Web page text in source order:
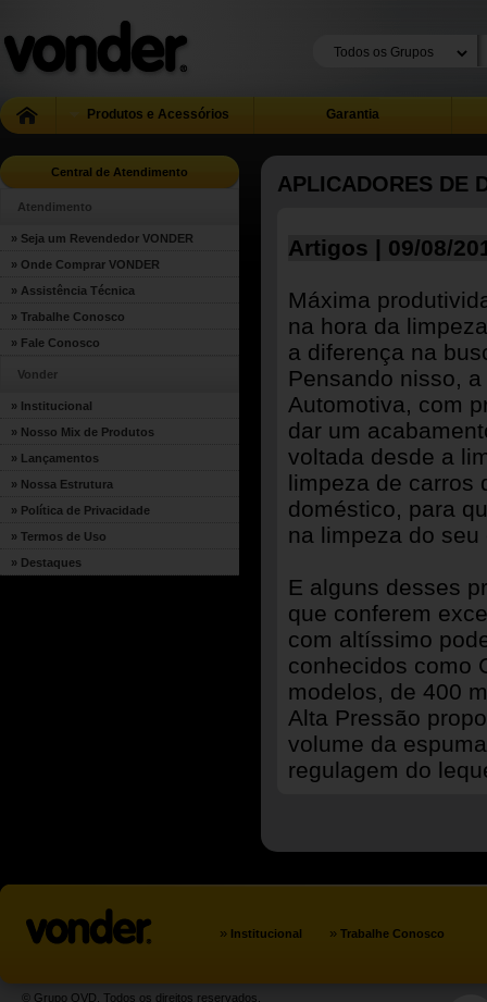
Produtos e Acessórios Garantia
Central de Atendimento
Atendimento
» Seja um Revendedor VONDER
» Onde Comprar VONDER
» Assistência Técnica
» Trabalhe Conosco
» Fale Conosco
Vonder
» Institucional
» Nosso Mix de Produtos
» Lançamentos
» Nossa Estrutura
» Política de Privacidade
» Termos de Uso
» Destaques
APLICADORES DE
Artigos | 09/08/
Máxima
na hora da
a diferença na
Pensando nisso,
Automotiva, com
dar um
voltada desde a
limpeza de carros
doméstico, para
na limpeza do seu
E alguns desses
que conferem
com altíssimo
conhecidos como
modelos, de 400
Alta Pressão
volume da
regulagem do
» Institucional » Trabalhe Conosco
© Grupo OVD. Todos os direitos reservados.